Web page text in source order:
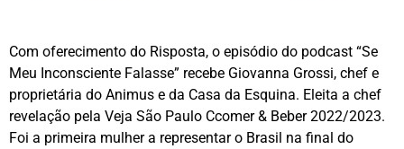
Com oferecimento do Risposta, o episódio do podcast “Se
Meu Inconsciente Falasse” recebe Giovanna Grossi, chef e
proprietária do Animus e da Casa da Esquina. Eleita a chef
revelação pela Veja São Paulo Ccomer & Beber 2022/2023.
Foi a primeira mulher a representar o Brasil na final do